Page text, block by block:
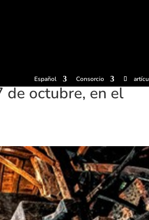
Español Consorcio
de octubre, en el